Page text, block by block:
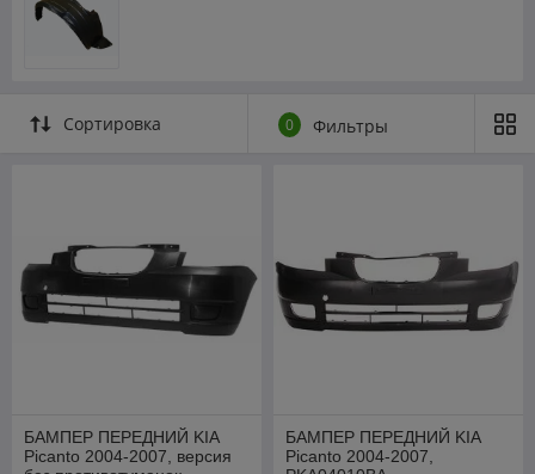
Сортировка 0 Фильтры
БАМПЕР ПЕРЕДНИЙ KIA
Picanto 2004-2007, версия
БАМПЕР ПЕРЕДНИЙ KIA
Picanto 2004-2007,